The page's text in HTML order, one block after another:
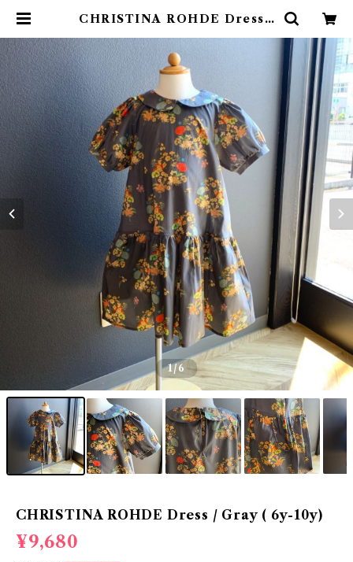
CHRISTINA ROHDE Dress /
1/6
CHRISTINA ROHDE Dress / Gray ( 6y-10y)
¥9,680